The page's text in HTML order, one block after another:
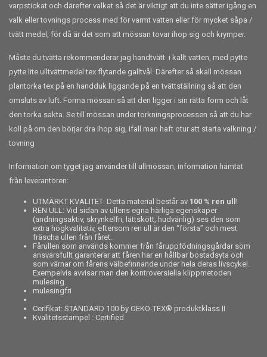
varpstickat och därefter valkat så det är viktigt att du inte sätter igång en
valk eller tovnings process med för varmt vatten eller för mycket såpa /
tvätt medel, för då är det som att mössan tovar ihop sig och krymper.
Måste du tvätta rekommenderar jag handtvätt i kallt vatten, med pytte
pytte lite ulltvättmedel tex flytande galltvål. Därefter så skall mössan
plantorka tex på en handduk liggande på en tvättställning så att den
omsluts av luft. Forma mössan så att den ligger i sin rätta form och låt
den torka sakta. Se till mössan under torkningsprocessen så att du har
koll på om den börjar dra ihop sig, ifall man haft otur att starta valkning /
tovning
Information om tyget jag använder till ullmössan, information hämtat
från leverantören:
UTMÄRKT KVALITET: Detta material består av 100 % ren ull !
REN ULL: Vid sidan av ullens egna härliga egenskaper
(andningsaktiv, skrynkelfri, lättskött, hudvänlig) ses den som
extra högkvalitativ, eftersom ren ull är den “första” och mest
fräscha ullen från fåret.
Fårullen som används kommer från fåruppfödningsgårdar som
ansvarsfullt garanterar att fåren har en hållbar bostadsyta och
som värnar om fårens välbefinnande under hela deras livscykel.
Exempelvis avvisar man den kontroversiella klippmetoden
mulesing.
mulesingfri
Cerifikat: STANDARD 100 by OEKO-TEX® produktklass II
Kvalitetsstämpel : Certified